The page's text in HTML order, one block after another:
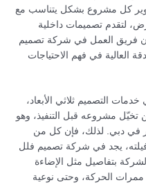
كل مشروع بشكل يتناسب مع
لتقدم تصميمات داخلية
أن فريق العمل في شركة تصميم
العالية في فهم الاحتياجات
التصميم ثلاثي الأبعاد،
مشروعه قبل التنفيذ، وهو
في دبي. لذلك، فإن كل من
يجد في شركة تصميم فلل
بتفاصيل مثل الإضاءة
ممرات الحركة، وحتى نوعية